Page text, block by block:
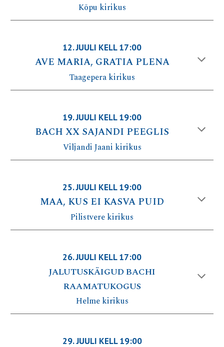
Kõpu kirikus
12.JUULI KELL 17:00
AVE MARIA, GRATIA PLENA
Taagepera kirikus
19.JUULI KELL 19:00
BACH XX SAJANDI PEEGLIS
Viljandi Jaani kirikus
25.JUULI KELL 19:00
MAA, KUS EI KASVA PUID
Pilistvere kirikus
26.JUULI KELL 17:00
JALUTUSKÄIGUD BACHI
RAAMATUKOGUS
Helme kirikus
29.JUULI KELL 19:00